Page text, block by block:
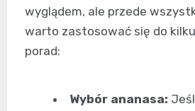
wyglądem, ale przede
warto zastosować się do
porad:
Wybór ananasa: